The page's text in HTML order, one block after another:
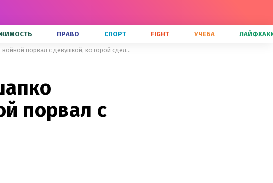
ПРАВО СПОРТ FIGHT УЧЕБА
Бывший Денисовой Кривошапко рассказал, как перед войной порвал с девушкой, которой сделал предложение
порвал с